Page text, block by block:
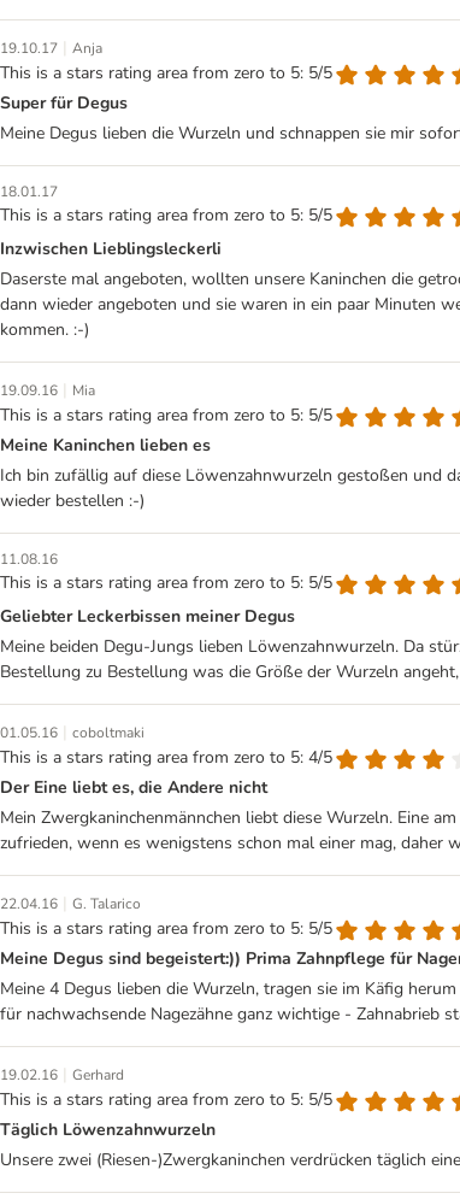
19.10.17 | Anja
This is a stars rating area from zero to 5: 5/5
Super für Degus
Meine Degus lieben die Wurzeln und schnappen sie mir
18.01.17
This is a stars rating area from zero to 5: 5/5
Inzwischen Lieblingsleckerli
Daserste mal angeboten, wollten unsere Kaninchen die
dann wieder angeboten und sie waren in ein paar Minuten
kommen. :-)
19.09.16 | Mia
This is a stars rating area from zero to 5: 5/5
Meine Kaninchen lieben es
Ich bin zufällig auf diese Löwenzahnwurzeln gestoßen und
wieder bestellen :-)
11.08.16
This is a stars rating area from zero to 5: 5/5
Geliebter Leckerbissen meiner Degus
Meine beiden Degu-Jungs lieben Löwenzahnwurzeln. Da
Bestellung zu Bestellung was die Größe der Wurzeln
01.05.16 | coboltmaki
This is a stars rating area from zero to 5: 4/5
Der Eine liebt es, die Andere nicht
Mein Zwergkaninchenmännchen liebt diese Wurzeln. Eine
zufrieden, wenn es wenigstens schon mal einer mag, daher
22.04.16 | G. Talarico
This is a stars rating area from zero to 5: 5/5
Meine Degus sind begeistert:)) Prima Zahnpflege für
Meine 4 Degus lieben die Wurzeln, tragen sie im Käfig
für nachwachsende Nagezähne ganz wichtige - Zahnabrieb
19.02.16 | Gerhard
This is a stars rating area from zero to 5: 5/5
Täglich Löwenzahnwurzeln
Unsere zwei (Riesen-)Zwergkaninchen verdrücken täglich